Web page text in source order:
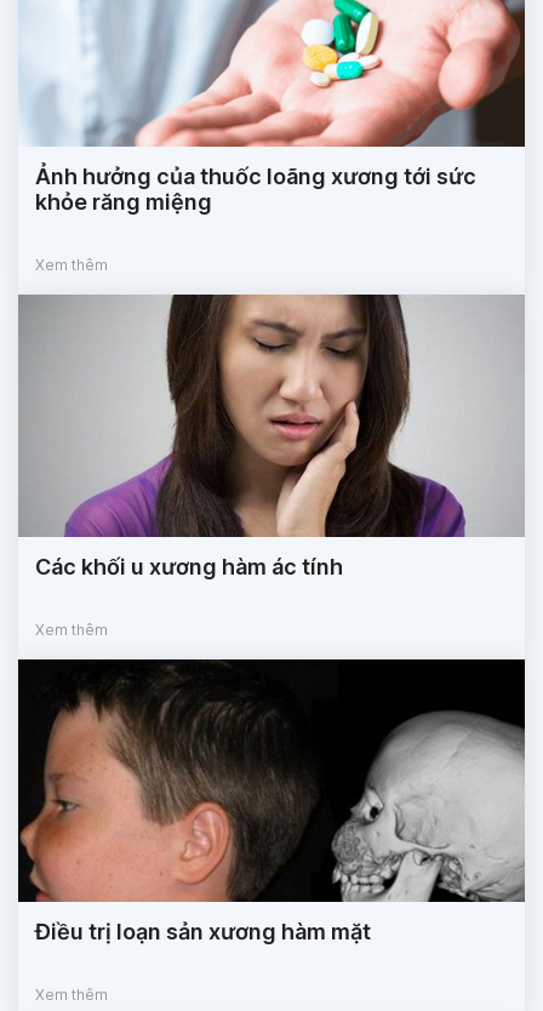
Ảnh hưởng của thuốc loãng xương tới sức
khỏe răng miệng
Xem thêm
Các khối u xương hàm ác tính
Xem thêm
Điều trị loạn sản xương hàm mặt
Xem thêm